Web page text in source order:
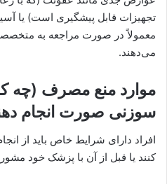
تجهیزات قابل پیشگیری است) یا
معمولاً در صورت مراجعه به
می‌دهند.
موارد منع مصرف (چه
سوزنی صورت انجام
افراد دارای شرایط خاص باید از
کنند یا قبل از آن با پزشک خود